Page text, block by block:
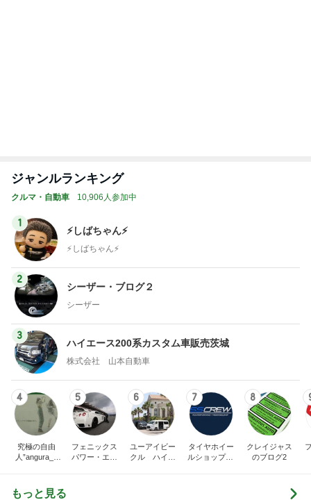
ジャンルランキング
クルマ・自動車 10,906人参加中
1
⚡️しばちゃん⚡
⚡️しばちゃん⚡️
2
シーザー・ブログ２
シーザー
3
ハイエース200系カスタム車販売茨城
株式会社 山本自動車
4
究極の自由
人”angura_0
5
フェニックス
パワー・エチ
6
ユーアイビー
クル ハイエ
7
タイヤホイー
ルショップSS
8
クレイジャス
のブログ2
もっと見る